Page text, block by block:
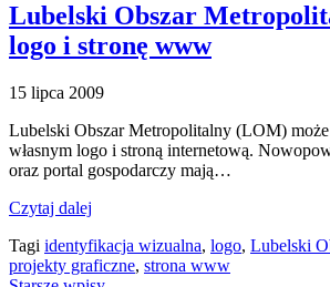
Lubelski Obszar
logo i stronę www
15 lipca 2009
Lubelski Obszar Metropolitalny (LOM)
własnym logo i stroną internetową.
oraz portal gospodarczy mają…
Czytaj dalej
Tagi identyfikacja wizualna, logo, Lubelski
projekty graficzne, strona www